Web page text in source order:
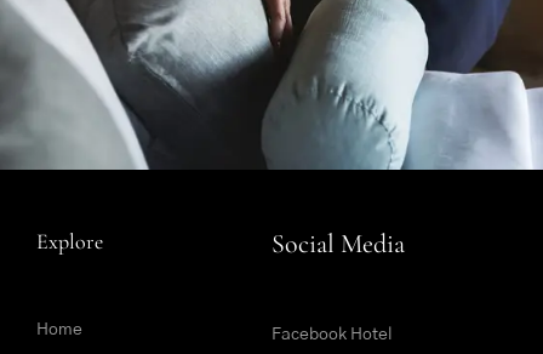
Explore
Home
Social Media
Facebook Hotel